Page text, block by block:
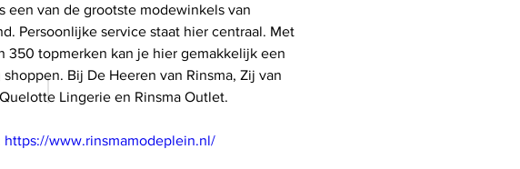
een van de grootste modewinkels van
Persoonlijke service staat hier centraal. Met
350 topmerken kan je hier gemakkelijk een
shoppen. Bij De Heeren van Rinsma, Zij van
Lingerie en Rinsma Outlet.
https://www.rinsmamodeplein.nl/